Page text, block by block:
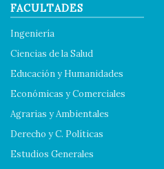
FACULTADES
Ingeniería
Ciencias de la Salud
Educación y Humanidades
Económicas y Comerciales
Agrarias y Ambientales
Derecho y C. Políticas
Estudios Generales